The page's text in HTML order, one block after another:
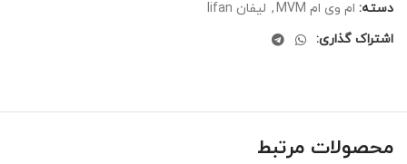
دسته: ام وی ام MVM , لیفان lifan
اشتراک گذاری:
محصولات مرتبط